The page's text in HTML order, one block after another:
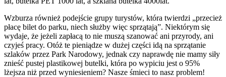
Wzburza również podejście grupy turystów, która twierdzi „przecież
płacę bilet do parku, niech służby więc sprzątają”. Niektórym się
wydaje, że jeżeli zapłacą to nie muszą szanować ani przyrody, ani
czyjeś pracy. Otóż te pieniądze w dużej części idą na sprzątanie
szlaków przez Park Narodowy, jednak czy naprawdę nie mamy siły
znieść pustej plastikowej butelki, która po wypiciu jest o 95%
lżejsza niż przed wyniesieniem? Nasze śmieci to nasz problem!